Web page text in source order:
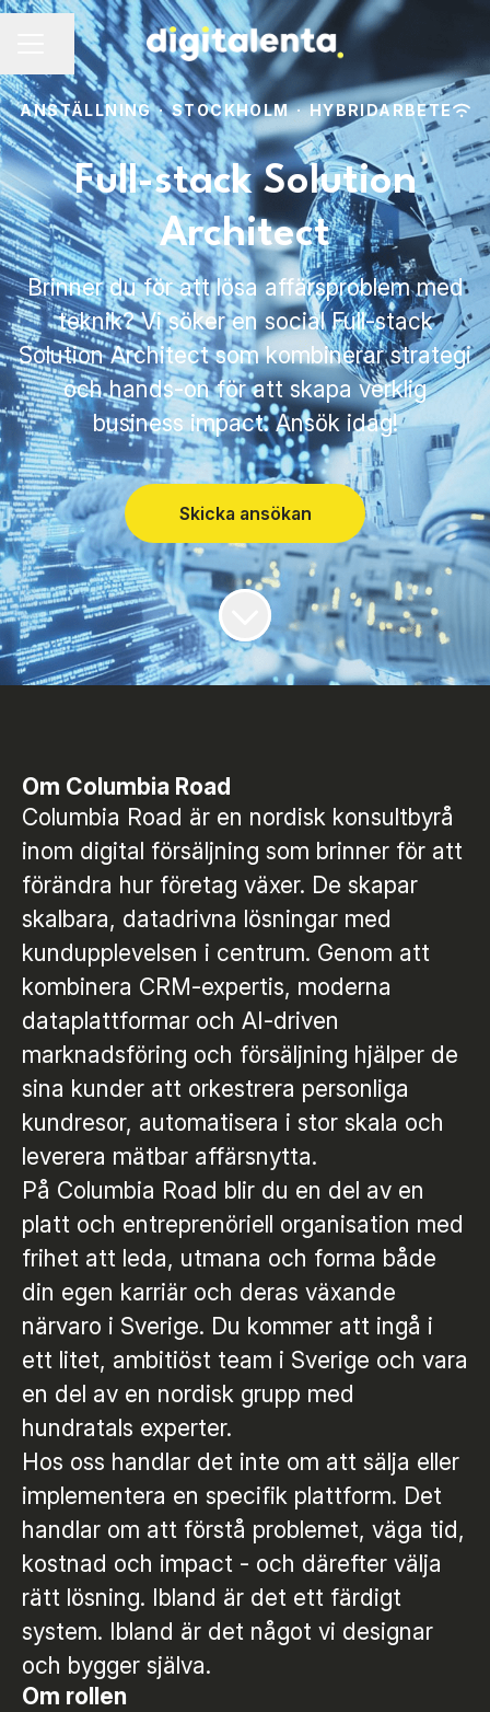
Dela sidan
ANSTÄLLNING · STOCKHOLM · HYBRIDARBETE
Full-stack Solution
Architect
Brinner du för att lösa affärsproblem med
teknik? Vi söker en social Full-stack
Solution Architect som kombinerar strategi
och hands-on för att skapa verklig
business impact. Ansök idag!
Skicka ansökan
Om Columbia Road
Columbia Road är en nordisk konsultbyrå
inom digital försäljning som brinner för att
förändra hur företag växer. De skapar
skalbara, datadrivna lösningar med
kundupplevelsen i centrum. Genom att
kombinera CRM-expertis, moderna
dataplattformar och AI-driven
marknadsföring och försäljning hjälper de
sina kunder att orkestrera personliga
kundresor, automatisera i stor skala och
leverera mätbar affärsnytta.
På Columbia Road blir du en del av en
platt och entreprenöriell organisation med
frihet att leda, utmana och forma både
din egen karriär och deras växande
närvaro i Sverige. Du kommer att ingå i
ett litet, ambitiöst team i Sverige och vara
en del av en nordisk grupp med
hundratals experter.
Hos oss handlar det inte om att sälja eller
implementera en specifik plattform. Det
handlar om att förstå problemet, väga tid,
kostnad och impact - och därefter välja
rätt lösning. Ibland är det ett färdigt
system. Ibland är det något vi designar
och bygger själva.
Om rollen